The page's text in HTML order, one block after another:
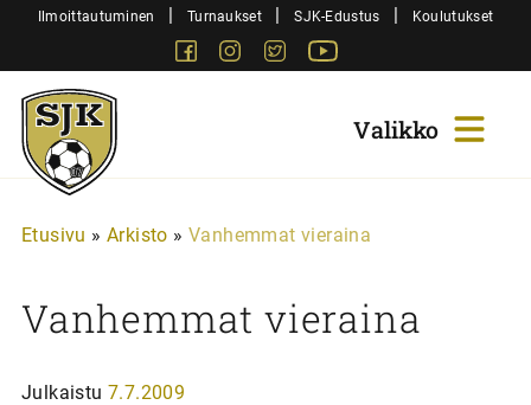
SiirryIlmoittautuminen | Turnaukset | SJK-Edustus | Koulutukset
FacebookInstagram
Twitter
Sjk-
Juniorit
Etusivu » Arkisto » Vanhemmat vieraina
Vanhemmat vieraina
Julkaistu 7.7.2009